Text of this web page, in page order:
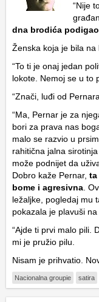
“Nije
dna brodića
Ženska koja je bila na
“To ti je onaj jedan
lokote. Nemoj se u to
“Znači, luđi od
“Ma, Pernar je za
bori za prava nas
malo se razvio u
rahitična jalna
može podnijet da
Dobro kaže Pernar, ta
bome i agresivna .
ležaljke, pogledaj mu
pokazala je plavuši na
“Ajde ti prvi malo pili.
mi je pružio pilu.
Nisam je prihvatio.
Nacionalna groupie satira